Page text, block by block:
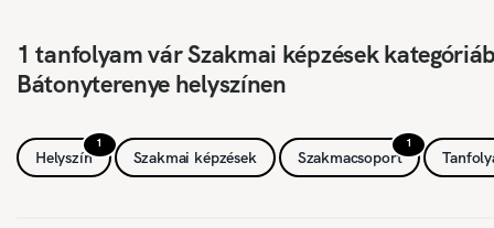
1 tanfolyam vár Szakmai képzések
Bátonyterenye helyszínen
1
Helyszín Szakmai képzések
1
Szakmacsoport